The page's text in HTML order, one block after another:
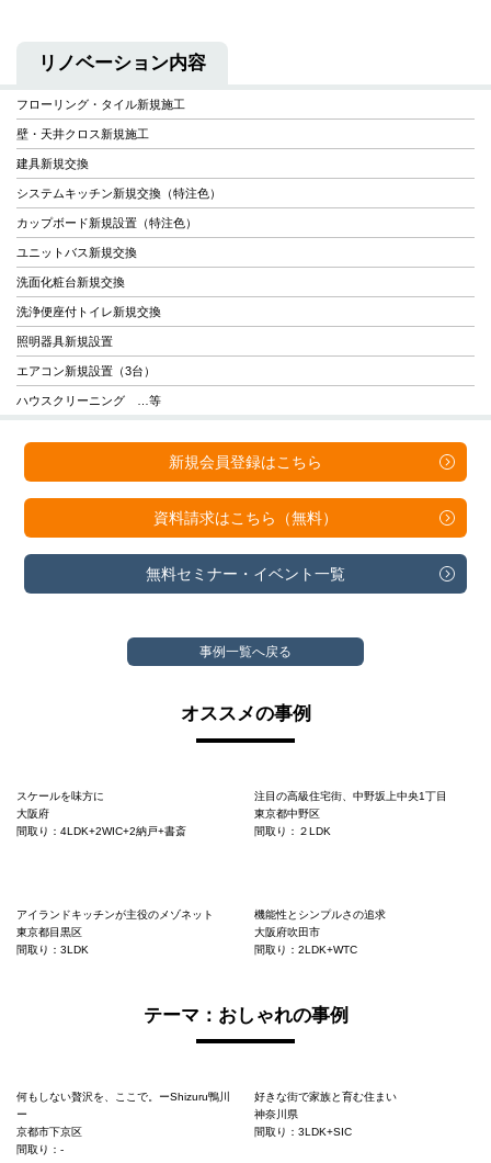
リノベーション内容
フローリング・タイル新規施工
壁・天井クロス新規施工
建具新規交換
システムキッチン新規交換（特注色）
カップボード新規設置（特注色）
ユニットバス新規交換
洗面化粧台新規交換
洗浄便座付トイレ新規交換
照明器具新規設置
エアコン新規設置（3台）
ハウスクリーニング …等
新規会員登録はこちら
資料請求はこちら（無料）
無料セミナー・ イベント一覧
事例一覧へ戻る
オススメの事例
スケールを味方に
大阪府
間取り：4LDK+2WIC+2納戸+書斎
注目の高級住宅街、中野坂上中央1丁目
東京都中野区
間取り：２LDK
アイランドキッチンが主役のメゾネット
東京都目黒区
間取り：3LDK
機能性とシンプルさの追求
大阪府吹田市
間取り：2LDK+WTC
テーマ：おしゃれの事例
何もしない贅沢を、ここで。ーShizuru鴨川
ー
京都市下京区
間取り：-
好きな街で家族と育む住まい
神奈川県
間取り：3LDK+SIC